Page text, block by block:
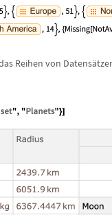
Reihen von Datensä